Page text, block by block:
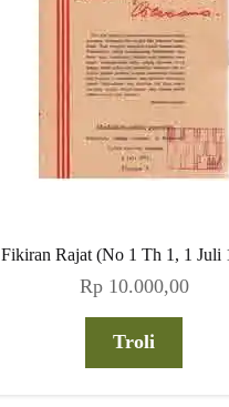
Fikiran Rajat (No 1 Th 1, 1 Juli
Rp10.000,00
Troli